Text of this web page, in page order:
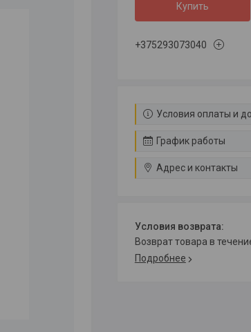
Купить
+375293073040
Условия оплаты и
График работы
Адрес и контакты
возврат товара в
Подробнее